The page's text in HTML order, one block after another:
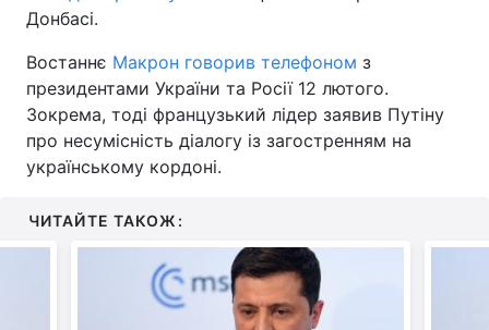
Донбасі.
Востаннє Макрон говорив телефоном з
президентами України та Росії 12 лютого.
Зокрема, тоді французький лідер заявив Путіну
про несумісність діалогу із загостренням на
українському кордоні.
ЧИТАЙТЕ ТАКОЖ: